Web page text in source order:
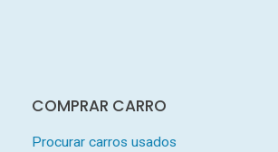
COMPRAR CARRO
Procurar carros usados